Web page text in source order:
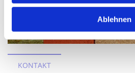
Ablehnen
KONTAKT